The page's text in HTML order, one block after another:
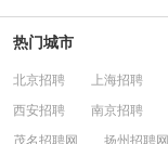
热门城市
北京招聘 上海招聘
西安招聘
南京招聘
茂名招聘网
扬州招聘网